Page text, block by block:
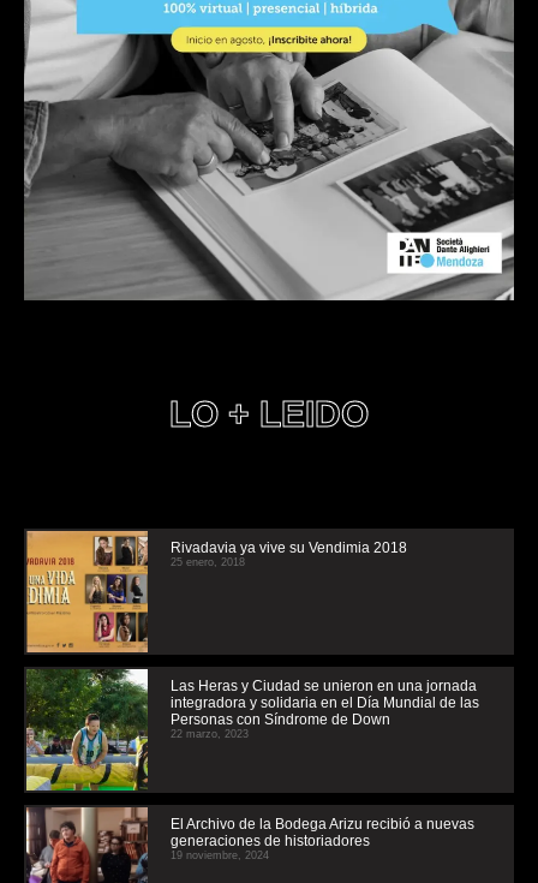
LO + LEIDO
Rivadavia ya vive su Vendimia 2018
25 enero, 2018
Las Heras y Ciudad se unieron en una jornada
integradora y solidaria en el Día Mundial de las
Personas con Síndrome de Down
22 marzo, 2023
El Archivo de la Bodega Arizu recibió a nuevas
generaciones de historiadores
19 noviembre, 2024